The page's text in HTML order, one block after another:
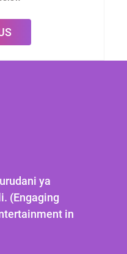
ya
(Engaging
in